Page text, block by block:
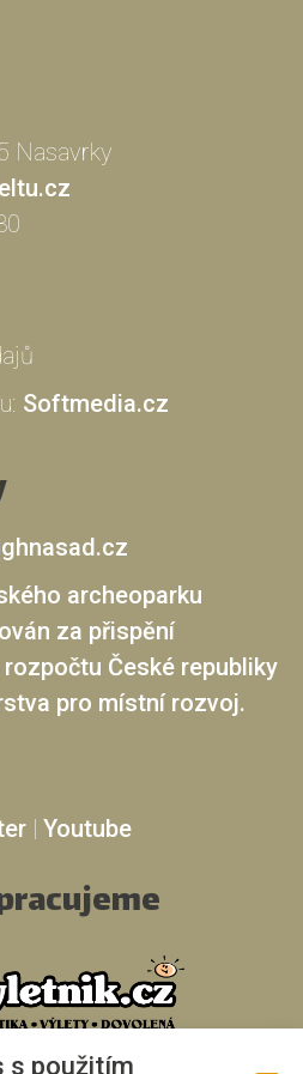
s použitím
Nasavrky
Softmedia.cz
archeoparku
za přispění
České republiky
pro místní rozvoj.
| Youtube